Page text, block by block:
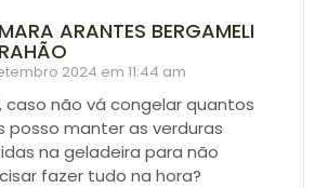
ARANTES BERGAMELI
2024 em 11:44 am
caso não vá congelar quantos
posso manter as verduras
na geladeira para não
fazer tudo na hora?